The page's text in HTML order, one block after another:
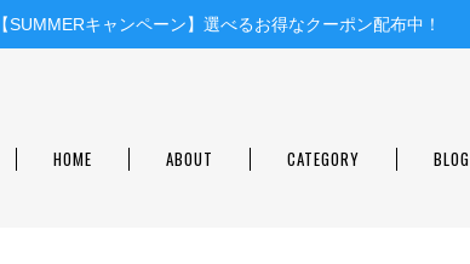
【SUMMERキャンペーン】選べるお得なクーポン配布中！
HOME ABOUT CATEGORY BLOG